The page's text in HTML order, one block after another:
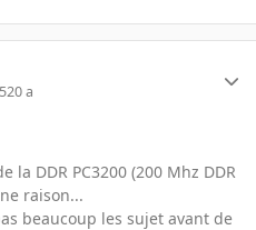
20 a
la DDR PC3200 (200 Mhz DDR
raison...
beaucoup les sujet avant de